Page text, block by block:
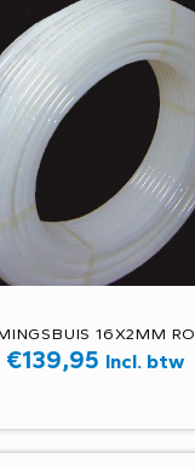
16X2MM
€139,95 Incl. btw